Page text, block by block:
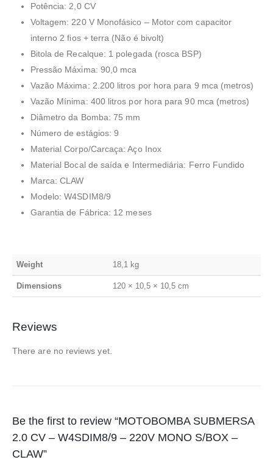
Potência: 2,0 CV
Voltagem: 220 V Monofásico – Motor com capacitor
interno 2 fios + terra (Não é bivolt)
Bitola de Recalque: 1 polegada (rosca BSP)
Pressão Máxima: 90,0 mca
Vazão Máxima: 2.200 litros por hora para 9 mca (metros)
Vazão Mínima: 400 litros por hora para 90 mca (metros)
Diâmetro da Bomba: 75 mm
Número de estágios: 9
Material Corpo/Carcaça: Aço Inox
Material Bocal de saída e Intermediária: Ferro Fundido
Marca: CLAW
Modelo: W4SDIM8/9
Garantia de Fábrica: 12 meses
Weight 18,1 kg
Dimensions 120 × 10,5 × 10,5 cm
Reviews
There are no reviews yet.
Be the first to review “MOTOBOMBA SUBMERSA
2.0 CV – W4SDIM8/9 – 220V MONO S/BOX –
CLAW”